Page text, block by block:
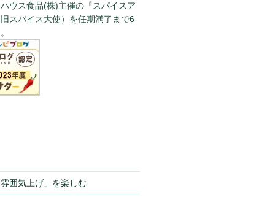
ウス食品(株)主催の『スパイスア
スパイス大使）を任期満了まで6
囲気上げ」を楽しむ